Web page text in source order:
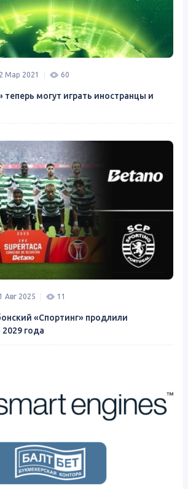
Мар 2021 60
теперь могут играть иностранцы и
Авг 2025 11
«Спортинг» продлили
года